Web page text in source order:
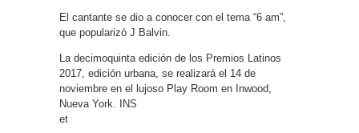
El cantante se dio a conocer con el tema “6 am”,
que popularizó J Balvin.
La decimoquinta edición de los Premios Latinos
2017, edición urbana, se realizará el 14 de
noviembre en el lujoso Play Room en Inwood,
Nueva York. INS
et